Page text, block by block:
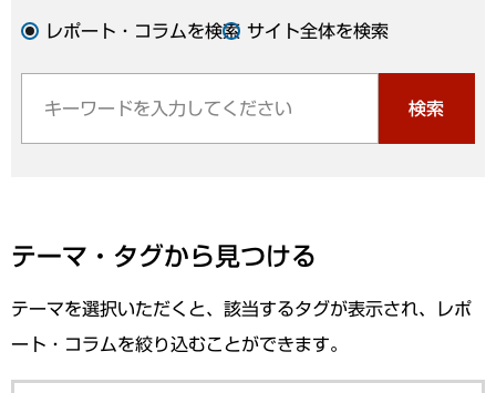
レポート・コラムを検索 サイト全体を検索
検索
テーマ・タグから見つける
テーマを選択いただくと、該当するタグが表示され、レポ
ート・コラムを絞り込むことができます。